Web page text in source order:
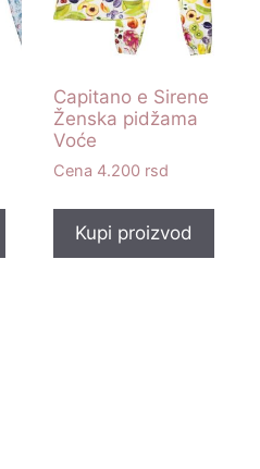
Capitano e Sirene
Ženska pidžama
Voće
4.200 rsd
Kupi proizvod